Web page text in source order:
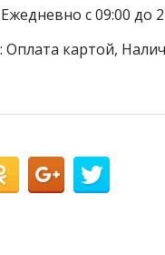
с 09:00 до
Оплата картой,